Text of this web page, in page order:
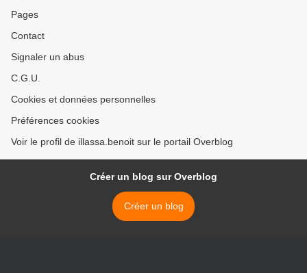
Pages
Contact
Signaler un abus
C.G.U.
Cookies et données personnelles
Préférences cookies
Voir le profil de illassa.benoit sur le portail Overblog
Créer un blog sur Overblog
Créer un blog